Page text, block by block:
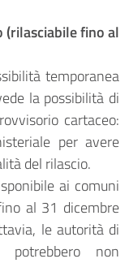
fino al
temporanea
la possibilità di
cartaceo:
per avere
del rilascio.
ai comuni
al 31 dicembre
le autorità di
non